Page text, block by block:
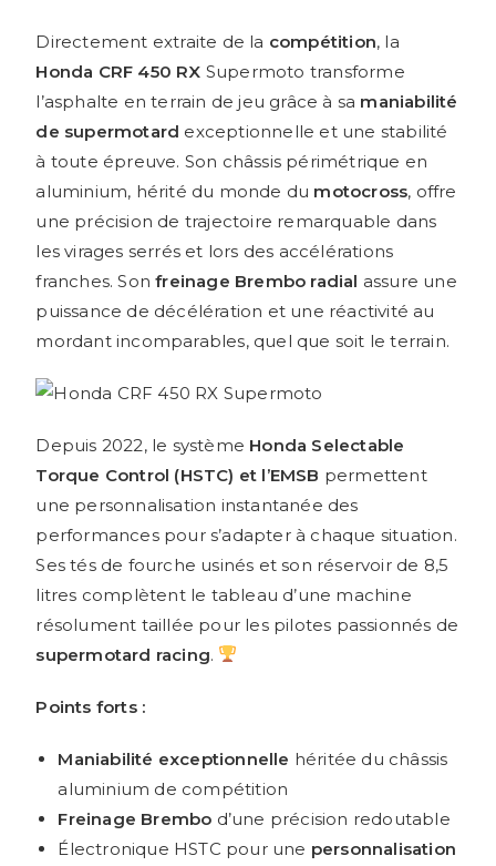
Directement extraite de la compétition, la
Honda CRF 450 RX Supermoto transforme
l’asphalte en terrain de jeu grâce à sa maniabilité
de supermotard exceptionnelle et une stabilité
à toute épreuve. Son châssis périmétrique en
aluminium, hérité du monde du motocross, offre
une précision de trajectoire remarquable dans
les virages serrés et lors des accélérations
franches. Sonfreinage Brembo radial assure une
puissance de décélération et une réactivité au
mordant incomparables, quel que soit le terrain.
Depuis 2022, le système Honda Selectable
Torque Control (HSTC) et l’EMSB permettent
une personnalisation instantanée des
performances pour s’adapter à chaque situation.
Ses tés de fourche usinés et son réservoir de 8,5
litres complètent le tableau d’une machine
résolument taillée pour les pilotes passionnés de
supermotard racing.
Points forts :
Maniabilité exceptionnelle héritée du châssis
aluminium de compétition
Freinage Brembo d’une précision redoutable
Électronique HSTC pour une personnalisation